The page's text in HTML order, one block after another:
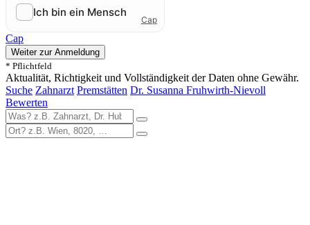
Cap
Weiter zur Anmeldung
* Pflichtfeld
Aktualität, Richtigkeit und Vollständigkeit der Daten ohne Gewähr.
Suche Zahnarzt Premstätten Dr. Susanna Fruhwirth-Nievoll
Bewerten